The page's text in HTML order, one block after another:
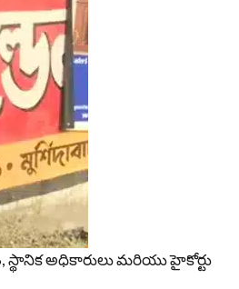
స్థానిక అధికారులు మరియు హైకోర్టు